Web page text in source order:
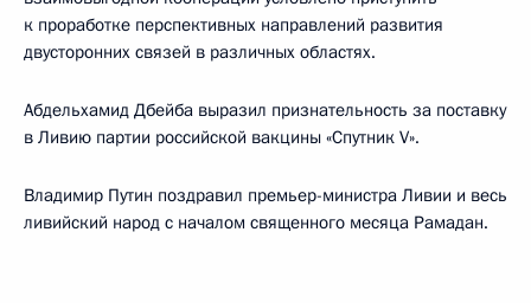
к проработке перспективных направлений развития
двусторонних связей в различных областях.
Абдельхамид Дбейба выразил признательность за поставку
в Ливию партии российской вакцины «Спутник V».
Владимир Путин поздравил премьер-министра Ливии и весь
ливийский народ с началом священного месяца Рамадан.